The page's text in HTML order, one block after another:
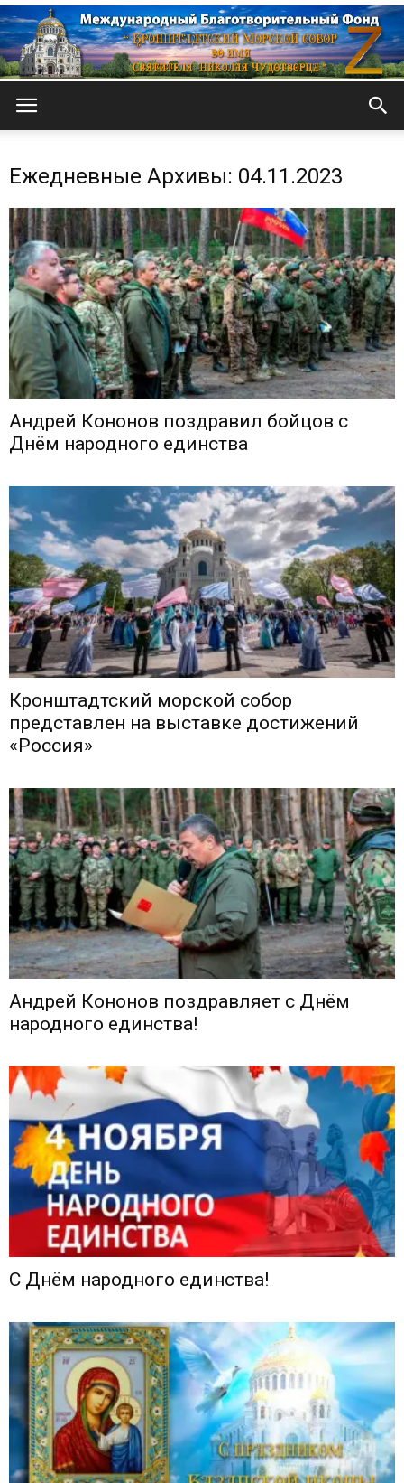
собор
Ежедневные Архивы: 04.11.2023
Андрей Кононов поздравил бойцов с
Днём народного единства
Кронштадтский морской собор
представлен на выставке достижений
«Россия»
Андрей Кононов поздравляет с Днём
народного единства!
С Днём народного единства!